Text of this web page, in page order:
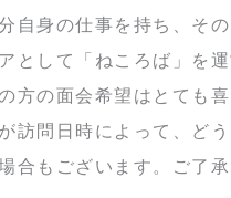
自身の仕事を持ち、そ
として「ねころば」を運
方の面会希望はとても
訪問日時によって、ど
合もございます。ご了承